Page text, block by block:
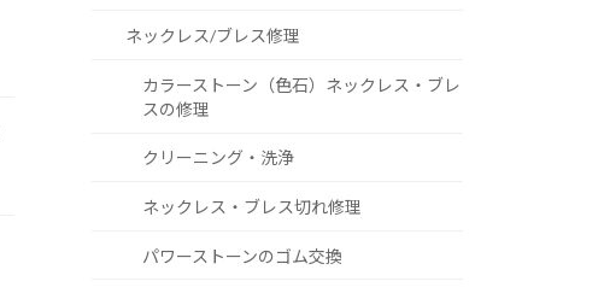
ネックレス/ブレス修理
カラーストーン（色石）ネックレス・ブレ
スの修理
クリーニング・洗浄
ネックレス・ブレス切れ修理
パワーストーンのゴム交換